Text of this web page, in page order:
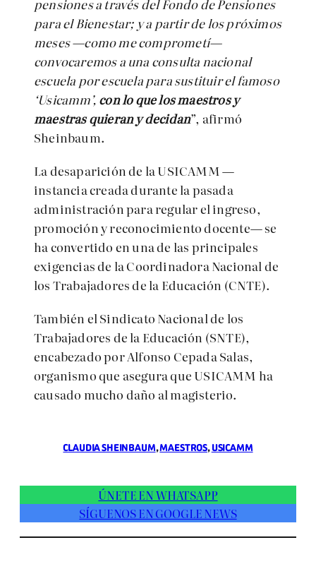
pensiones a través del Fondo de Pensiones
para el Bienestar; y a partir de los próximos
meses —como me comprometí—
convocaremos a una consulta nacional
escuela por escuela para sustituir el famoso
‘Usicamm’, con lo que los maestros y
maestras quieran y decidan”, afirmó
Sheinbaum.
La desaparición de la USICAMM —
instancia creada durante la pasada
administración para regular el ingreso,
promoción y reconocimiento docente— se
ha convertido en una de las principales
exigencias de la Coordinadora Nacional de
los Trabajadores de la Educación (CNTE).
También el Sindicato Nacional de los
Trabajadores de la Educación (SNTE),
encabezado por Alfonso Cepada Salas,
organismo que asegura que USICAMM ha
causado mucho daño al magisterio.
CLAUDIA SHEINBAUM, MAESTROS, USICAMM
ÚNETE EN WHATSAPP
SÍGUENOS EN GOOGLE NEWS